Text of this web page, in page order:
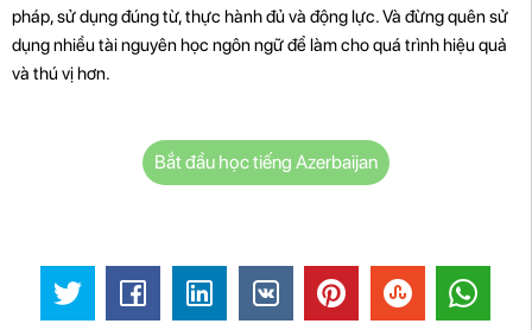
pháp, sử dụng đúng từ, thực hành đủ và động lực. Và đừng quên sử
dụng nhiều tài nguyên học ngôn ngữ để làm cho quá trình hiệu quả
và thú vị hơn.
Bắt đầu học tiếng Azerbaijan